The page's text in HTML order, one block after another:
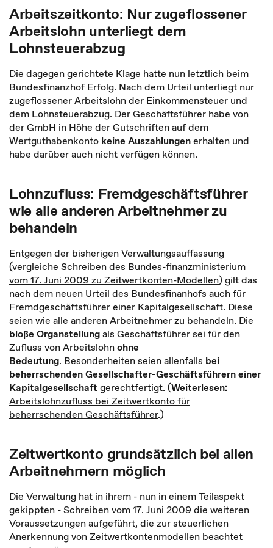
Arbeitszeitkonto: Nur zugeflossener
Arbeitslohn unterliegt dem
Lohnsteuerabzug
Die dagegen gerichtete Klage hatte nun letztlich beim
Bundesfinanzhof Erfolg. Nach dem Urteil unterliegt nur
zugeflossener Arbeitslohn der Einkommensteuer und
dem Lohnsteuerabzug. Der Geschäftsführer habe von
der GmbH in Höhe der Gutschriften auf dem
Wertguthabenkonto keine Auszahlungenerhalten und
habe darüber auch nicht verfügen können.
Lohnzufluss: Fremdgeschäftsführer
wie alle anderen Arbeitnehmer zu
behandeln
Entgegen der bisherigen Verwaltungsauffassung
(vergleiche Schreiben des Bundes-finanzministerium
vom 17. Juni 2009 zu Zeitwertkonten-Modellen) gilt das
nach dem neuen Urteil des Bundesfinanhofs auch für
Fremdgeschäftsführer einer Kapitalgesellschaft. Diese
seien wie alle anderen Arbeitnehmer zu behandeln. Die
bloße Organstellungals Geschäftsführer sei für den
Zufluss von Arbeitslohnohne
Bedeutung. Besonderheiten seien allenfalls bei
beherrschenden Gesellschafter-Geschäftsführern einer
Kapitalgesellschaft gerechtfertigt. (Weiterlesen:
Arbeitslohnzufluss bei Zeitwertkonto für
beherrschenden Geschäftsführer.)
Zeitwertkonto grundsätzlich bei allen
Arbeitnehmern möglich
Die Verwaltung hat in ihrem - nun in einem Teilaspekt
gekippten - Schreiben vom 17. Juni 2009 die weiteren
Voraussetzungen aufgeführt, die zur steuerlichen
Anerkennung von Zeitwertkontenmodellen beachtet